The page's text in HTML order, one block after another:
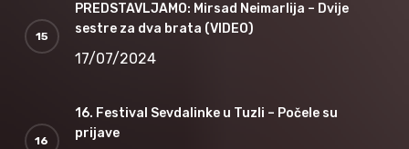
PREDSTAVLJAMO: Mirsad Neimarlija – Dvije
sestre za dva brata (VIDEO)
17/07/2024
16. Festival Sevdalinke u Tuzli – Počele su
prijave